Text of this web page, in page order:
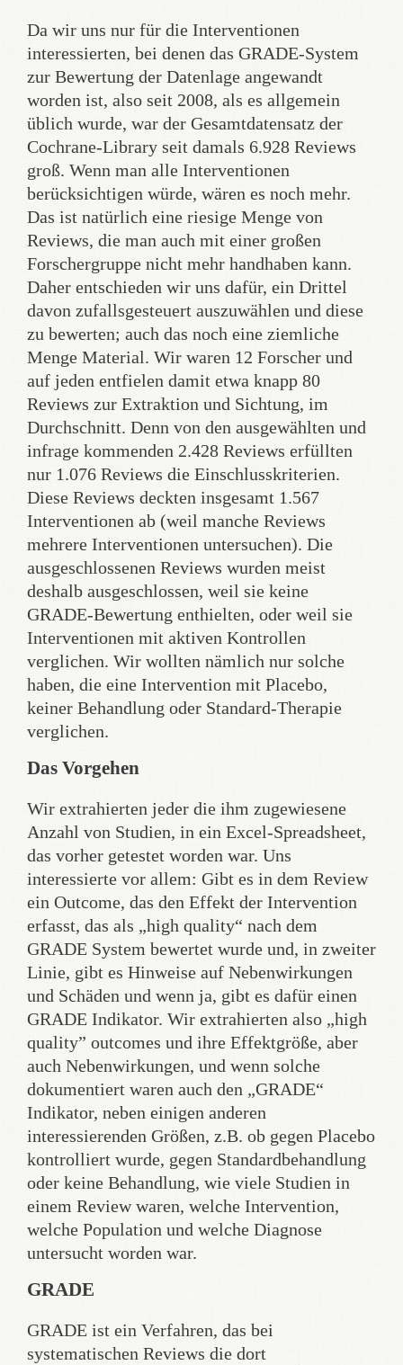
Da wir uns nur für die Interventionen
interessierten, bei denen das GRADE-System
zur Bewertung der Datenlage angewandt
worden ist, also seit 2008, als es allgemein
üblich wurde, war der Gesamtdatensatz der
Cochrane-Library seit damals 6.928 Reviews
groß. Wenn man alle Interventionen
berücksichtigen würde, wären es noch mehr.
Das ist natürlich eine riesige Menge von
Reviews, die man auch mit einer großen
Forschergruppe nicht mehr handhaben kann.
Daher entschieden wir uns dafür, ein Drittel
davon zufallsgesteuert auszuwählen und diese
zu bewerten; auch das noch eine ziemliche
Menge Material. Wir waren 12 Forscher und
auf jeden entfielen damit etwa knapp 80
Reviews zur Extraktion und Sichtung, im
Durchschnitt. Denn von den ausgewählten und
infrage kommenden 2.428 Reviews erfüllten
nur 1.076 Reviews die Einschlusskriterien.
Diese Reviews deckten insgesamt 1.567
Interventionen ab (weil manche Reviews
mehrere Interventionen untersuchen). Die
ausgeschlossenen Reviews wurden meist
deshalb ausgeschlossen, weil sie keine
GRADE-Bewertung enthielten, oder weil sie
Interventionen mit aktiven Kontrollen
verglichen. Wir wollten nämlich nur solche
haben, die eine Intervention mit Placebo,
keiner Behandlung oder Standard-Therapie
verglichen.
Das Vorgehen
Wir extrahierten jeder die ihm zugewiesene
Anzahl von Studien, in ein Excel-Spreadsheet,
das vorher getestet worden war. Uns
interessierte vor allem: Gibt es in dem Review
ein Outcome, das den Effekt der Intervention
erfasst, das als „high quality“ nach dem
GRADE System bewertet wurde und, in zweiter
Linie, gibt es Hinweise auf Nebenwirkungen
und Schäden und wenn ja, gibt es dafür einen
GRADE Indikator. Wir extrahierten also „high
quality” outcomes und ihre Effektgröße, aber
auch Nebenwirkungen, und wenn solche
dokumentiert waren auch den „GRADE“
Indikator, neben einigen anderen
interessierenden Größen, z.B. ob gegen Placebo
kontrolliert wurde, gegen Standardbehandlung
oder keine Behandlung, wie viele Studien in
einem Review waren, welche Intervention,
welche Population und welche Diagnose
untersucht worden war.
GRADE
GRADE ist ein Verfahren, das bei
systematischen Reviews die dort